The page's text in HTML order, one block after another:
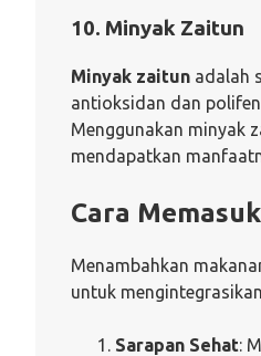
10. Minyak Zaitun
Minyak zaitun adalah
antioksidan dan
Menggunakan minyak
mendapatkan
Cara
Menambahkan
untuk
Sarapan Sehat: